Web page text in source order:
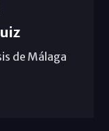
de Málaga